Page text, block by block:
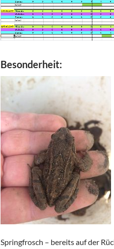
Besonderheit:
Springfrosch – bereits auf der